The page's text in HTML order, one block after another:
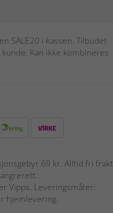
SALE20 i kassen. Tilbudet
Kan ikke kombineres
69 kr. Alltid fri frakt
Vipps. Leveringsmåter:
hjemlevering.